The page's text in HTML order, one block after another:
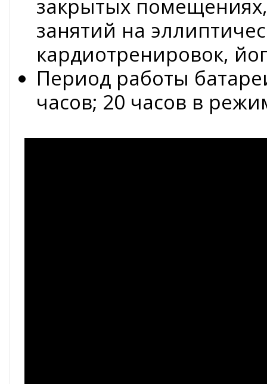
закрытых
занятий на
кардиотренировок,
Период работы
часов; 20 часов в